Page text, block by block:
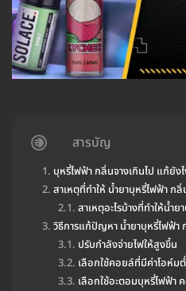
สารบัญ
บุหรี่ไฟฟ้า กลิ่นจางเกินไป แก้ยัง
สาเหตุที่ทำให้ น้ำยาบุหรี่ไฟฟ้า ก
สาเหตุอะไรบ้างที่ทำให้น้ำ
วิธีการแก้ปัญหา น้ำยาบุหรี่ไฟฟ้า
ปรับกำลังจ่ายไฟให้สูงขึ้น
เลือกใช้คอยล์ที่มีค่าโอห์ม
เลือกใช้อะตอมบุหรี่ไฟฟ้า